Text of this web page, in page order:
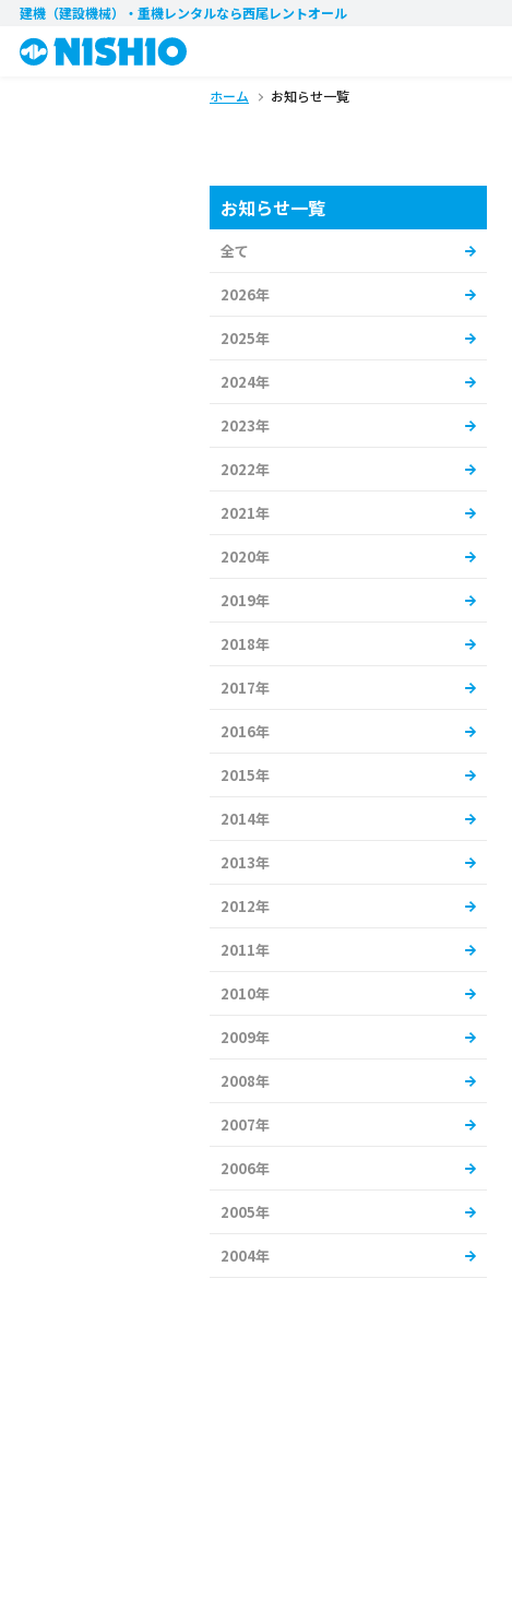
建機（建設機械）・重機レンタルなら西尾レントオール
ホーム お知らせ一覧
お知らせ一覧
全て
2026年
2025年
2024年
2023年
2022年
2021年
2020年
2019年
2018年
2017年
2016年
2015年
2014年
2013年
2012年
2011年
2010年
2009年
2008年
2007年
2006年
2005年
2004年